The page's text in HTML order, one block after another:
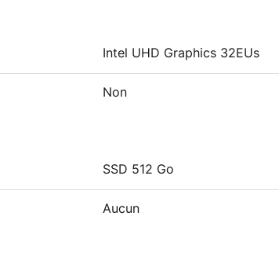
Intel UHD Graphics 32EUs
Non
SSD 512 Go
Aucun